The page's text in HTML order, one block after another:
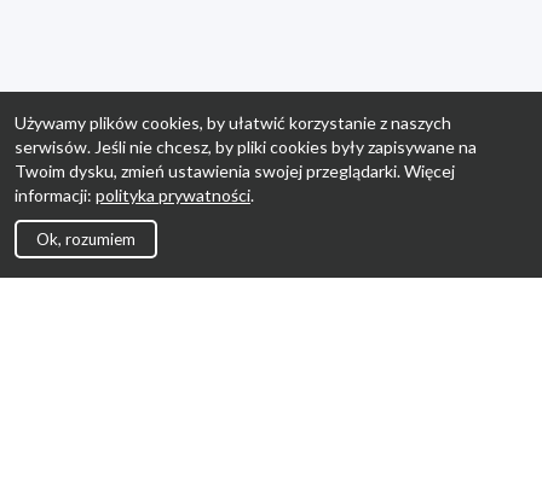
Używamy plików cookies, by ułatwić korzystanie z naszych
serwisów. Jeśli nie chcesz, by pliki cookies były zapisywane na
Twoim dysku, zmień ustawienia swojej przeglądarki. Więcej
informacji: polityka prywatności.
Ok, rozumiem